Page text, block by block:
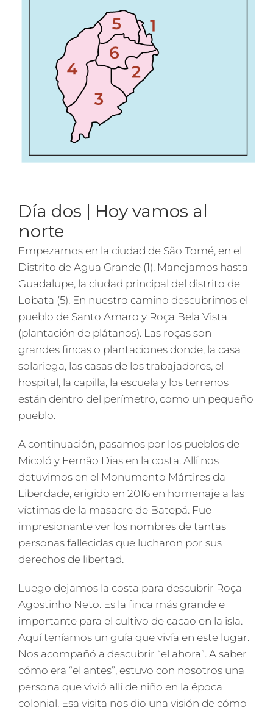
Día dos | Hoy vamos al
norte
Empezamos en la ciudad de São Tomé, en el
Distrito de Agua Grande (1). Manejamos hasta
Guadalupe, la ciudad principal del distrito de
Lobata (5). En nuestro camino descubrimos el
pueblo de Santo Amaro y Roça Bela Vista
(plantación de plátanos). Las roças son
grandes fincas o plantaciones donde, la casa
solariega, las casas de los trabajadores, el
hospital, la capilla, la escuela y los terrenos
están dentro del perímetro, como un pequeño
pueblo.
A continuación, pasamos por los pueblos de
Micoló y Fernão Dias en la costa. Allí nos
detuvimos en el Monumento Mártires da
Liberdade, erigido en 2016 en homenaje a las
víctimas de la masacre de Batepá. Fue
impresionante ver los nombres de tantas
personas fallecidas que lucharon por sus
derechos de libertad.
Luego dejamos la costa para descubrir Roça
Agostinho Neto. Es la finca más grande e
importante para el cultivo de cacao en la isla.
Aquí teníamos un guía que vivía en este lugar.
Nos acompañó a descubrir “el ahora”. A saber
cómo era “el antes”, estuvo con nosotros una
persona que vivió allí de niño en la época
colonial. Esa visita nos dio una visión de cómo